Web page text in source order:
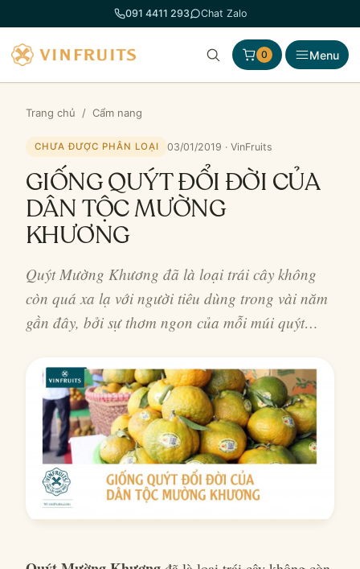
đến
phần
nội
dung
091 4411 293 Chat Zalo
0 Menu
Trang chủ / Cẩm nang
CHƯA ĐƯỢC PHÂN LOẠI 03/01/2019 · VinFruits
GIỐNG QUÝT ĐỔI ĐỜI CỦA
DÂN TỘC MƯỜNG
KHƯƠNG
Quýt Mường Khương đã là loại trái cây không
còn quá xa lạ với người tiêu dùng trong vài năm
gần đây, bởi sự thơm ngon của mỗi múi quýt…